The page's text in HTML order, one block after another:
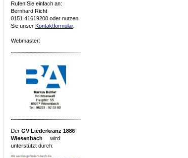
Rufen Sie einfach an:
Bernhard Richt
0151 41619200 oder nutzen
Sie unser Kontaktformular.
Webmaster:
Der GV Liederkranz 1886
Wiesenbach
wird
unterstützt durch: